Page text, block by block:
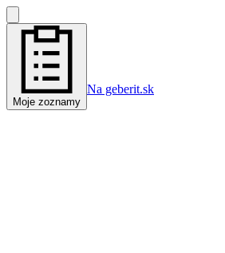
Moje zoznamy
Na geberit.sk